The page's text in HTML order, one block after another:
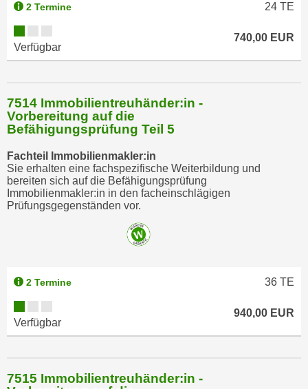
2 Termine 24 TE
Verfügbar
740,00 EUR
7514 Immobilientreuhänder:in -
Vorbereitung auf die
Befähigungsprüfung Teil 5
Fachteil Immobilienmakler:in
Sie erhalten eine fachspezifische Weiterbildung und
bereiten sich auf die Befähigungsprüfung
Immobilienmakler:in in den facheinschlägigen
Prüfungsgegenständen vor.
2 Termine 36 TE
Verfügbar
940,00 EUR
7515 Immobilientreuhänder:in -